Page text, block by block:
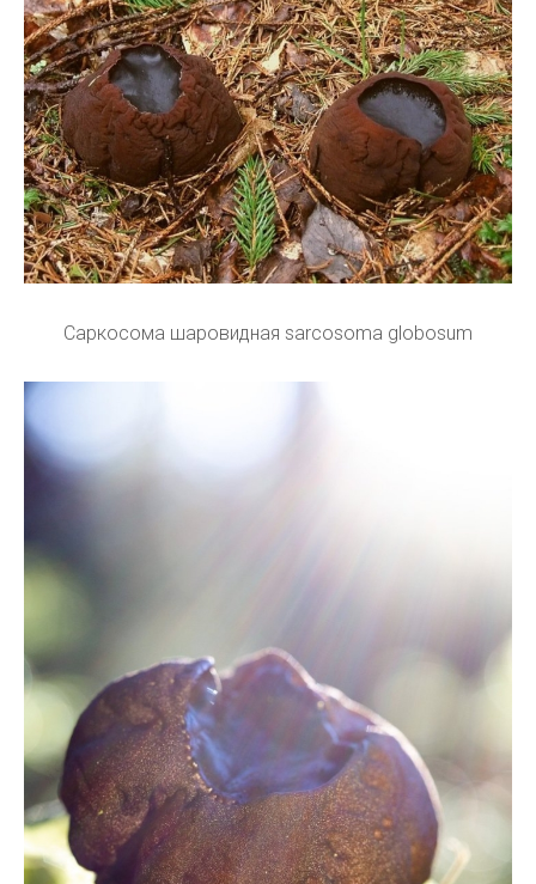
Саркосома шаровидная sarcosoma globosum